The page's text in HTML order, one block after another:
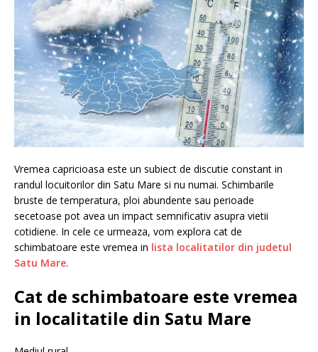
Vremea capricioasa este un subiect de discutie constant in
randul locuitorilor din Satu Mare si nu numai. Schimbarile
bruste de temperatura, ploi abundente sau perioade
secetoase pot avea un impact semnificativ asupra vietii
cotidiene. In cele ce urmeaza, vom explora cat de
schimbatoare este vremea in lista localitatilor din judetul
Satu Mare.
Cat de schimbatoare este vremea
in localitatile din Satu Mare